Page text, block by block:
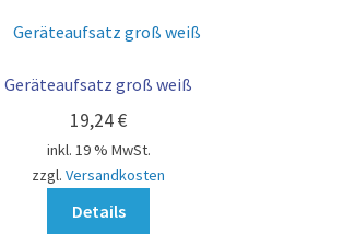
Geräteaufsatz groß weiß
19,24€
inkl. 19 % MwSt.
zzgl. Versandkosten
Details